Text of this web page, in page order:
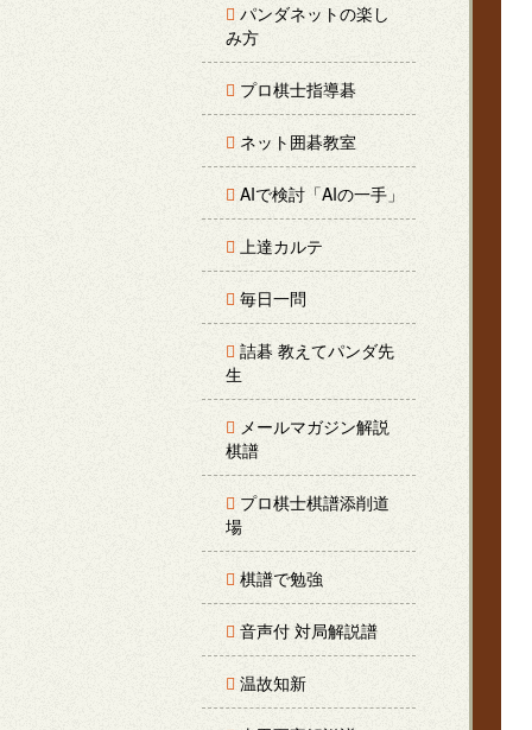
パンダネットの楽し
み方
プロ棋士指導碁
ネット囲碁教室
AIで検討「AIの一手」
上達カルテ
毎日一問
詰碁 教えてパンダ先
生
メールマガジン解説
棋譜
プロ棋士棋譜添削道
場
棋譜で勉強
音声付 対局解説譜
温故知新